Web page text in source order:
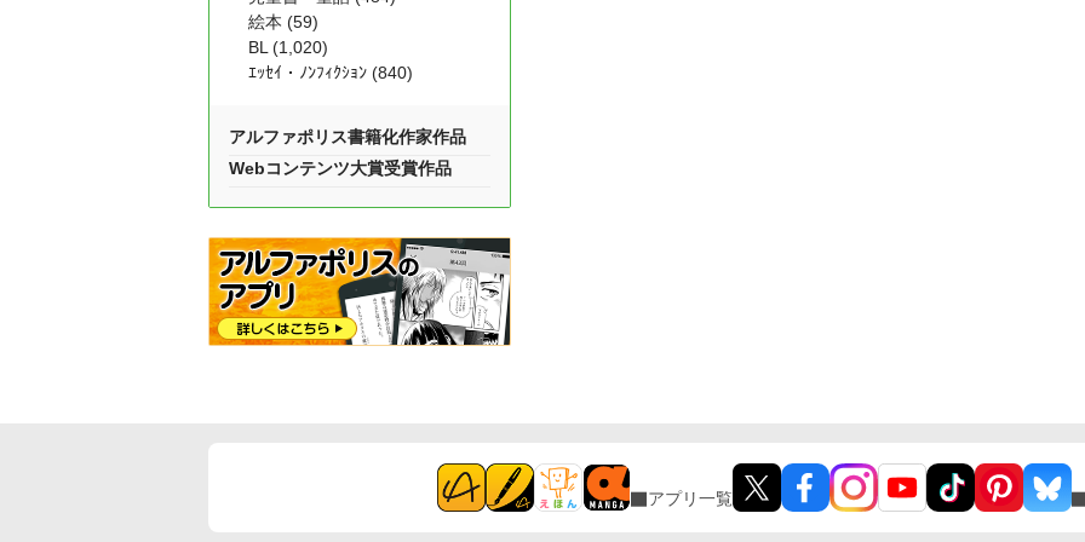
絵本 (59)
BL (1,020)
ｴｯｾｲ・ﾉﾝﾌｨｸｼｮﾝ (840)
アルファポリス書籍化作家作品
Webコンテンツ大賞受賞作品
アプリ一覧